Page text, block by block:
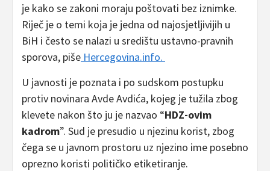
je kako se zakoni moraju poštovati bez iznimke.
Riječ je o temi koja je jedna od najosjetljivijih u
BiH i često se nalazi u središtu ustavno-pravnih
sporova, piše Hercegovina.info.
U javnosti je poznata i po sudskom postupku
protiv novinara Avde Avdića, kojeg je tužila zbog
klevete nakon što ju je nazvao “HDZ-ovim
kadrom”. Sud je presudio u njezinu korist, zbog
čega se u javnom prostoru uz njezino ime posebno
oprezno koristi političko etiketiranje.